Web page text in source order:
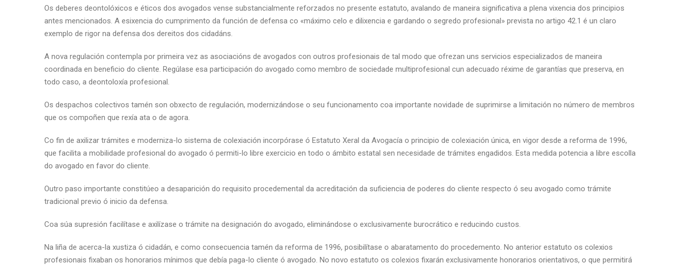
Os deberes deontolóxicos e éticos dos avogados vense substancialmente reforzados no presente estatuto, avalando de maneira significativa a plena vixencia dos principios
antes mencionados. A esixencia do cumprimento da función de defensa co «máximo celo e dilixencia e gardando o segredo profesional» prevista no artigo 42.1 é un claro
exemplo de rigor na defensa dos dereitos dos cidadáns.
A nova regulación contempla por primeira vez as asociacións de avogados con outros profesionais de tal modo que ofrezan uns servicios especializados de maneira
coordinada en beneficio do cliente. Regúlase esa participación do avogado como membro de sociedade multiprofesional cun adecuado réxime de garantías que preserva, en
todo caso, a deontoloxía profesional.
Os despachos colectivos tamén son obxecto de regulación, modernizándose o seu funcionamento coa importante novidade de suprimirse a limitación no número de membros
que os compoñen que rexía ata o de agora.
Co fin de axilizar trámites e moderniza-lo sistema de colexiación incorpórase ó Estatuto Xeral da Avogacía o principio de colexiación única, en vigor desde a reforma de 1996,
que facilita a mobilidade profesional do avogado ó permiti-lo libre exercicio en todo o ámbito estatal sen necesidade de trámites engadidos. Esta medida potencia a libre escolla
do avogado en favor do cliente.
Outro paso importante constitúeo a desaparición do requisito procedemental da acreditación da suficiencia de poderes do cliente respecto ó seu avogado como trámite
tradicional previo ó inicio da defensa.
Coa súa supresión facilítase e axilízase o trámite na designación do avogado, eliminándose o exclusivamente burocrático e reducindo custos.
Na liña de acerca-la xustiza ó cidadán, e como consecuencia tamén da reforma de 1996, posibilítase o abaratamento do procedemento. No anterior estatuto os colexios
profesionais fixaban os honorarios mínimos que debía paga-lo cliente ó avogado. No novo estatuto os colexios fixarán exclusivamente honorarios orientativos, o que permitirá